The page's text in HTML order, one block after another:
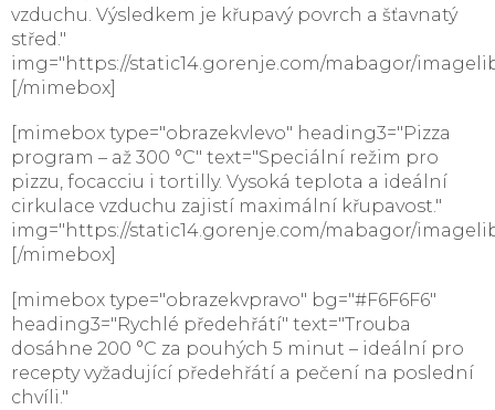
vzduchu. Výsledkem je křupavý povrch a šťavnatý
střed."
img="https://static14.gorenje.com/mabagor/
[/mimebox]
[mimebox type="obrazekvlevo" heading3="Pizza
program – až 300 °C" text="Speciální režim pro
pizzu, focacciu i tortilly. Vysoká teplota a ideální
cirkulace vzduchu zajistí maximální křupavost."
img="https://static14.gorenje.com/mabagor/
[/mimebox]
[mimebox type="obrazekvpravo" bg="#F6F6F6"
heading3="Rychlé předehřátí" text="Trouba
dosáhne 200 °C za pouhých 5 minut – ideální pro
recepty vyžadující předehřátí a pečení na poslední
chvíli."